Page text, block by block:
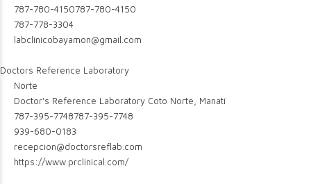
787-780-4150787-780-4150
787-778-3304
labclinicobayamon@gmail.com
Doctors Reference Laboratory
Norte
Doctor's Reference Laboratory Coto Norte, Manatí
787-395-7748787-395-7748
939-680-0183
recepcion@doctorsreflab.com
https://www.prclinical.com/